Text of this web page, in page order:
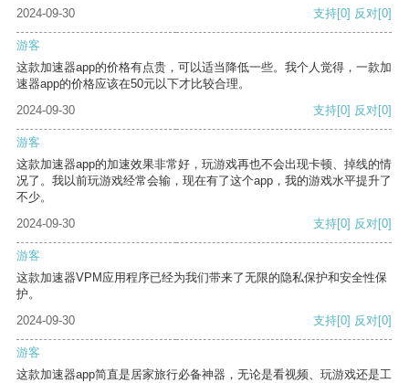
2024-09-30
支持[0] 反对[0]
游客
这款加速器app的价格有点贵，可以适当降低一些。我个人觉得，一款加
速器app的价格应该在50元以下才比较合理。
2024-09-30
支持[0] 反对[0]
游客
这款加速器app的加速效果非常好，玩游戏再也不会出现卡顿、掉线的情
况了。我以前玩游戏经常会输，现在有了这个app，我的游戏水平提升了
不少。
2024-09-30
支持[0] 反对[0]
游客
这款加速器VPM应用程序已经为我们带来了无限的隐私保护和安全性保
护。
2024-09-30
支持[0] 反对[0]
游客
这款加速器app简直是居家旅行必备神器，无论是看视频、玩游戏还是工